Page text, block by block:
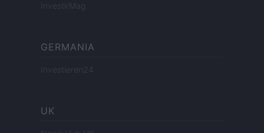
InvestirMag
GERMANIA
Investieren24
UK